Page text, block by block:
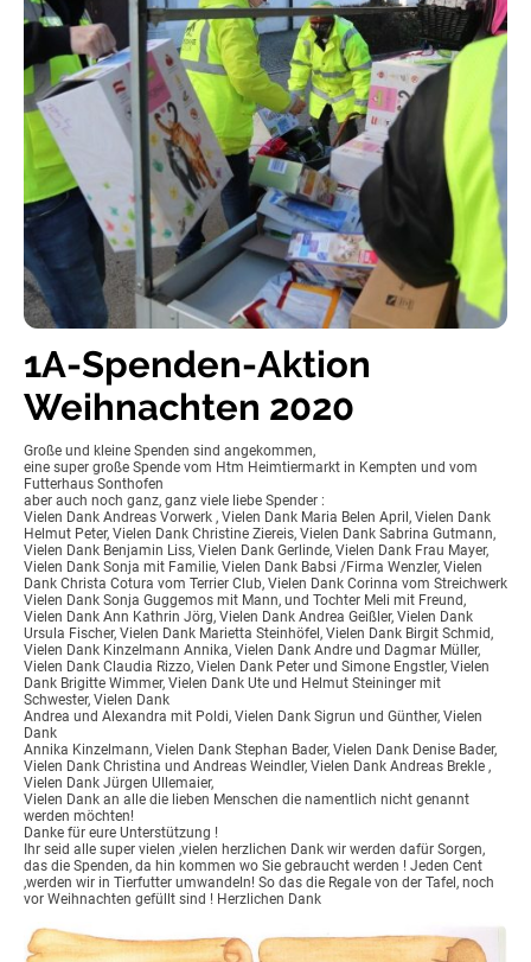
1A-Spenden-Aktion
Weihnachten 2020
Große und kleine Spenden sind angekommen,
eine super große Spende vom Htm Heimtiermarkt in Kempten und vom
Futterhaus Sonthofen
aber auch noch ganz, ganz viele liebe Spender :
Vielen Dank Andreas Vorwerk , Vielen Dank Maria Belen April, Vielen Dank
Helmut Peter, Vielen Dank Christine Ziereis, Vielen Dank Sabrina Gutmann,
Vielen Dank Benjamin Liss, Vielen Dank Gerlinde, Vielen Dank Frau Mayer,
Vielen Dank Sonja mit Familie, Vielen Dank Babsi /Firma Wenzler, Vielen
Dank Christa Cotura vom Terrier Club, Vielen Dank Corinna vom Streichwerk
Vielen Dank Sonja Guggemos mit Mann, und Tochter Meli mit Freund,
Vielen Dank Ann Kathrin Jörg, Vielen Dank Andrea Geißler, Vielen Dank
Ursula Fischer, Vielen Dank Marietta Steinhöfel, Vielen Dank Birgit Schmid,
Vielen Dank Kinzelmann Annika, Vielen Dank Andre und Dagmar Müller,
Vielen Dank Claudia Rizzo, Vielen Dank Peter und Simone Engstler, Vielen
Dank Brigitte Wimmer, Vielen Dank Ute und Helmut Steininger mit
Schwester, Vielen Dank
Andrea und Alexandra mit Poldi, Vielen Dank Sigrun und Günther, Vielen
Dank
Annika Kinzelmann, Vielen Dank Stephan Bader, Vielen Dank Denise Bader,
Vielen Dank Christina und Andreas Weindler, Vielen Dank Andreas Brekle ,
Vielen Dank Jürgen Ullemaier,
Vielen Dank an alle die lieben Menschen die namentlich nicht genannt
werden möchten!
Danke für eure Unterstützung !
Ihr seid alle super vielen ,vielen herzlichen Dank wir werden dafür Sorgen,
das die Spenden, da hin kommen wo Sie gebraucht werden ! Jeden Cent
,werden wir in Tierfutter umwandeln! So das die Regale von der Tafel, noch
vor Weihnachten gefüllt sind ! Herzlichen Dank